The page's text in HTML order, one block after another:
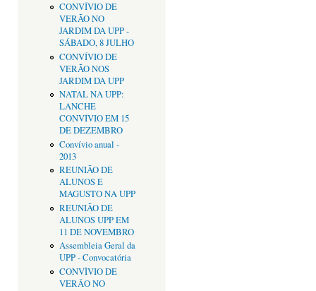
CONVÍVIO DE
VERÃO NO
JARDIM DA UPP -
SÁBADO, 8 JULHO
CONVÍVIO DE
VERÃO NOS
JARDIM DA UPP
NATAL NA UPP:
LANCHE
CONVÍVIO EM 15
DE DEZEMBRO
Convívio anual -
2013
REUNIÃO DE
ALUNOS E
MAGUSTO NA UPP
REUNIÃO DE
ALUNOS UPP EM
11 DE NOVEMBRO
Assembleia Geral da
UPP - Convocatória
CONVÌVIO DE
VERÂO NO